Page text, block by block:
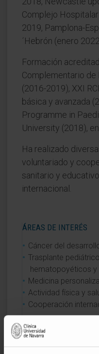
Complejo
2019, Pamplona-
´Hebrón (enero
Formación
Complementario
(2016-2019), XXI
básica y avanzada
Programme in
University (2018),
Ha realizado
voluntariado y
sanitario y
internacional.
ÁREAS DE INTERÉS
Cáncer del
Trasplante
hematopoyéticos y
Medicina
Actividad física y
Cooperación